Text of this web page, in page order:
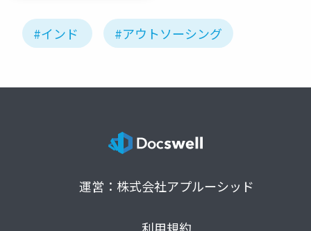
#インド #アウトソーシング
運営：株式会社アプルーシッド
利用規約